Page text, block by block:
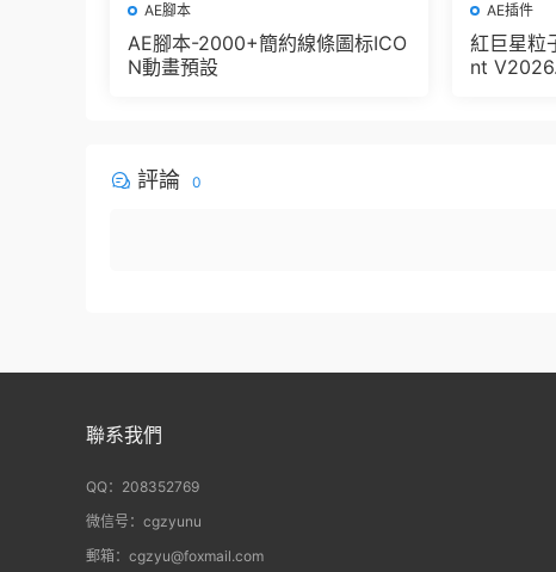
AE腳本
AE腳本-2000+簡約線條圖标ICO
N動畫預設
AE插件
紅巨星粒
nt
評論 0
聯系我們
QQ：208352769
微信号：cgzyunu
郵箱：cgzyu@foxmail.com